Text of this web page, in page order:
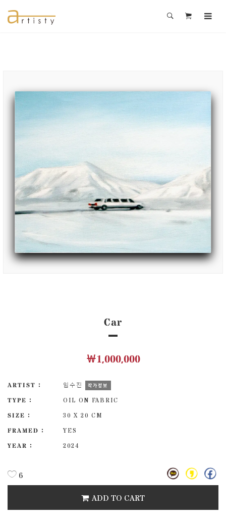
Car
￦1,000,000
ARTIST : 임수진 작가정보
TYPE :
OIL ON FABRIC
SIZE :
30 X 20 CM
FRAMED :
YES
YEAR :
2024
6
ADD TO CART